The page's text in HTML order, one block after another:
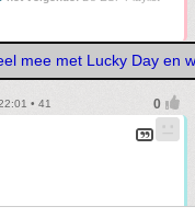
mee met Lucky Day en
• 41